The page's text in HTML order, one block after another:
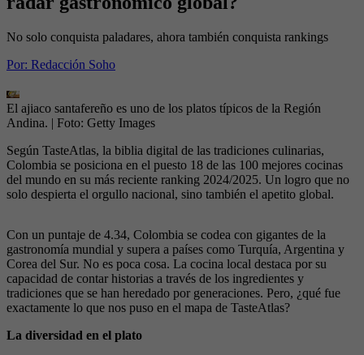
No solo conquista paladares, ahora también conquista rankings
Por: Redacción Soho
El ajiaco santafereño es uno de los platos típicos de la Región
Andina. | Foto: Getty Images
Según TasteAtlas, la biblia digital de las tradiciones culinarias,
Colombia se posiciona en el puesto 18 de las 100 mejores cocinas
del mundo en su más reciente ranking 2024/2025. Un logro que no
solo despierta el orgullo nacional, sino también el apetito global.
Con un puntaje de 4.34, Colombia se codea con gigantes de la
gastronomía mundial y supera a países como Turquía, Argentina y
Corea del Sur. No es poca cosa. La cocina local destaca por su
capacidad de contar historias a través de los ingredientes y
tradiciones que se han heredado por generaciones. Pero, ¿qué fue
exactamente lo que nos puso en el mapa de TasteAtlas?
La diversidad en el plato